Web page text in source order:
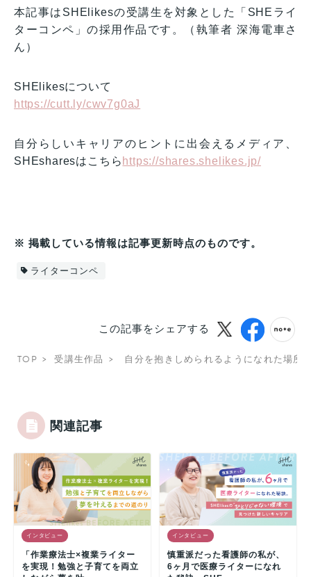
本記事はSHElikesの受講生を対象とした「SHEライ
ターコンペ」の採用作品です。（執筆者 深海電車さ
ん）
SHElikesについて
https://cutt.ly/cwv7g0aJ
自分らしいキャリアのヒントに出会えるメディア、
SHEsharesはこちら https://shares.shelikes.jp/
※ 掲載している情報は記事更新時点のものです。
ライターコンペ
この記事をシェアする
TOP 受講生作品 自分を抱きしめられるようになれた場所
関連記事
インタビュー
「作業療法士×複業ライター
を実現！勉強と子育てを両立
インタビュー
慎重派だった看護師の私が、
6ヶ月で医療ライターになれ